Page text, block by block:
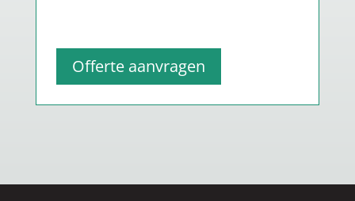
Offerte aanvragen